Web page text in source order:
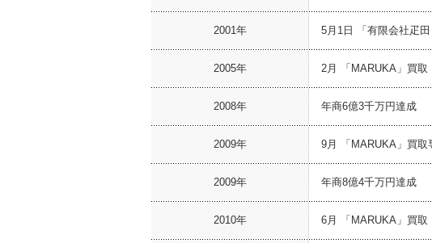
2001年 5月1日 「有限会社疋
2005年 2月 「MARUKA」買取
2008年 年商6億3千万円達成
2009年 9月 「MARUKA」買取
2009年 年商8億4千万円達成
2010年 6月 「MARUKA」買取